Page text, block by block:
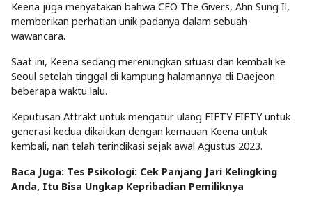
Keena juga menyatakan bahwa CEO The Givers, Ahn Sung Il,
memberikan perhatian unik padanya dalam sebuah
wawancara.
Saat ini, Keena sedang merenungkan situasi dan kembali ke
Seoul setelah tinggal di kampung halamannya di Daejeon
beberapa waktu lalu.
Keputusan Attrakt untuk mengatur ulang FIFTY FIFTY untuk
generasi kedua dikaitkan dengan kemauan Keena untuk
kembali, nan telah terindikasi sejak awal Agustus 2023.
Baca Juga: Tes Psikologi: Cek Panjang Jari Kelingking
Anda, Itu Bisa Ungkap Kepribadian Pemiliknya